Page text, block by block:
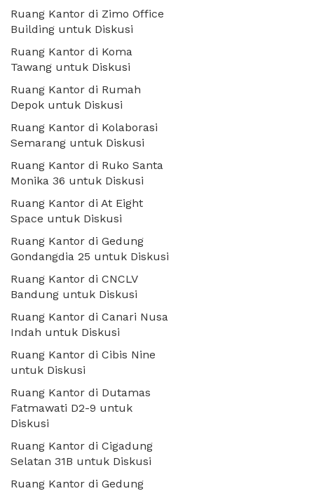
Ruang Kantor di Zimo Office
Building untuk Diskusi
Ruang Kantor di Koma
Tawang untuk Diskusi
Ruang Kantor di Rumah
Depok untuk Diskusi
Ruang Kantor di Kolaborasi
Semarang untuk Diskusi
Ruang Kantor di Ruko Santa
Monika 36 untuk Diskusi
Ruang Kantor di At Eight
Space untuk Diskusi
Ruang Kantor di Gedung
Gondangdia 25 untuk Diskusi
Ruang Kantor di CNCLV
Bandung untuk Diskusi
Ruang Kantor di Canari Nusa
Indah untuk Diskusi
Ruang Kantor di Cibis Nine
untuk Diskusi
Ruang Kantor di Dutamas
Fatmawati D2-9 untuk
Diskusi
Ruang Kantor di Cigadung
Selatan 31B untuk Diskusi
Ruang Kantor di Gedung